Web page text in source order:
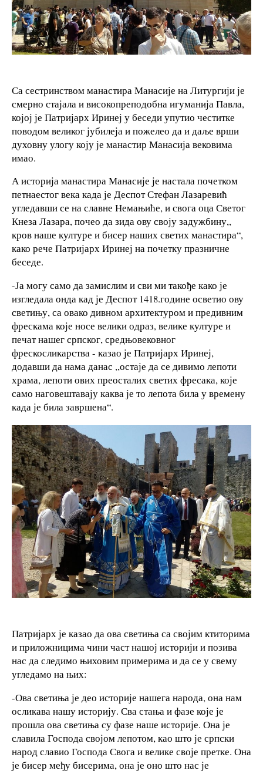
Са сестринством манастира Манасије на Литургији је
смерно стајала и високопреподобна игуманија Павла,
којој је Патријарх Иринеј у беседи упутио честитке
поводом великог јубилеја и пожелео да и даље врши
духовну улогу коју је манастир Манасија вековима
имао.
А историја манастира Манасије је настала почетком
петнаестог века када је Деспот Стефан Лазаревић
угледавши се на славне Немањиће, и свога оца Светог
Кнеза Лазара, почео да зида ову своју задужбину,,
кров наше културе и бисер наших светих манастира“,
како рече Патријарх Иринеј на почетку празничне
беседе.
-Ја могу само да замислим и сви ми такође како је
изгледала онда кад је Деспот 1418.године осветио ову
светињу, са овако дивном архитектуром и предивним
фрескама које носе велики одраз, велике културе и
печат нашег српског, средњовековног
фрескосликарства - казао је Патријарх Иринеј,
додавши да нама данас ,,остаје да се дивимо лепоти
храма, лепоти ових преосталих светих фресака, које
само наговештавају каква је то лепота била у времену
када је била завршена“.
Патријарх је казао да ова светиња са својим ктиторима
и приложницима чини част нашој историји и позива
нас да следимо њиховим примерима и да се у свему
угледамо на њих:
-Ова светиња је део историје нашега народа, она нам
осликава нашу историју. Сва стања и фазе које је
прошла ова светиња су фазе наше историје. Она је
славила Господа својом лепотом, као што је српски
народ славио Господа Свога и велике своје претке. Она
је бисер међу бисерима, она је оно што нас је